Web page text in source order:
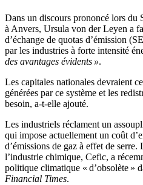
Dans un discours prononcé lors du
à Anvers, Ursula von der Leyen a
d’échange de quotas d’émission
par les industries à forte intensité
des avantages évidents ».
Les capitales nationales devraient
générées par ce système et les
besoin, a-t-elle ajouté.
Les industriels réclament un
qui impose actuellement un coût
d’émissions de gaz à effet de serre.
l’industrie chimique, Cefic, a
politique climatique « d’obsolète »
Financial Times.